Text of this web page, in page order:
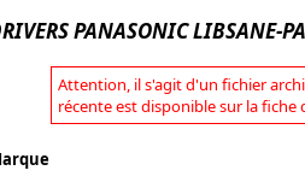
PANASONIC LIBSANE-
Attention, il s'agit d'un fichier
récente est disponible sur la fiche